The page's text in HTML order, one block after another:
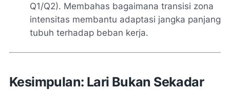
Q1/Q2). Membahas bagaimana transisi zona
intensitas membantu adaptasi jangka panjang
tubuh terhadap beban kerja.
Kesimpulan: Lari Bukan Sekadar